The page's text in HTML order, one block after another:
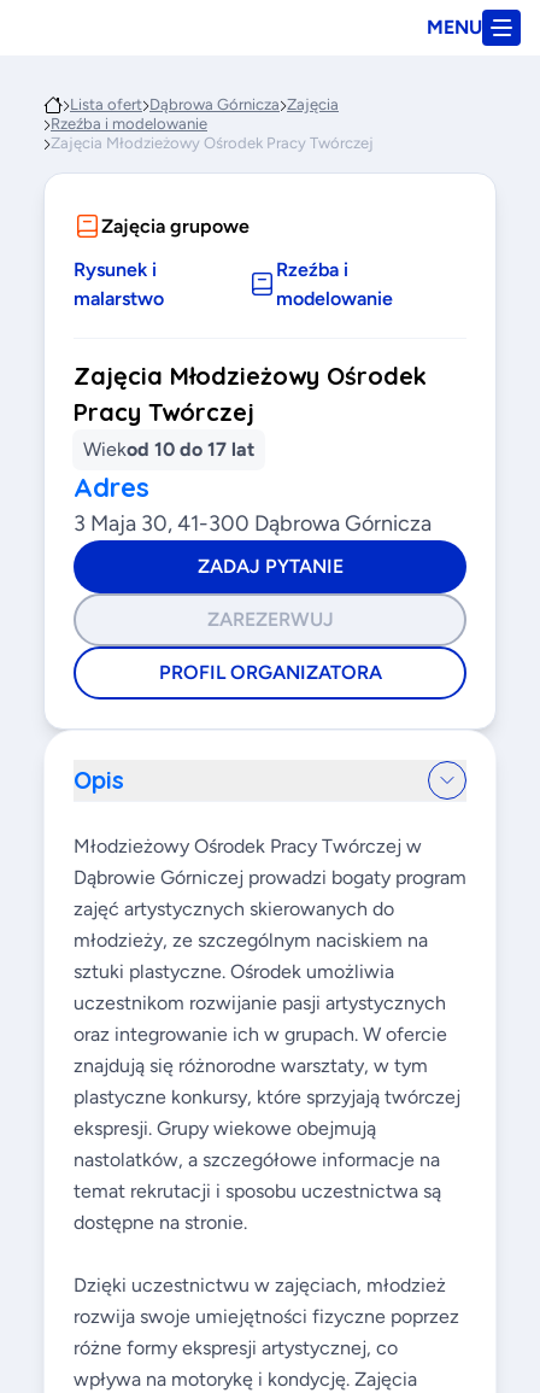
MENU
Lista ofert Dąbrowa Górnicza Zajęcia
Rzeźba i modelowanie
Zajęcia Młodzieżowy Ośrodek Pracy Twórczej
Zajęcia grupowe
Rysunek i
malarstwo
Rzeźba i
modelowanie
Zajęcia Młodzieżowy Ośrodek
Pracy Twórczej
Wiekod 10 do 17 lat
Adres
3 Maja 30, 41-300 Dąbrowa Górnicza
ZADAJ PYTANIE
ZAREZERWUJ
PROFIL ORGANIZATORA
Opis
Młodzieżowy Ośrodek Pracy Twórczej w
Dąbrowie Górniczej prowadzi bogaty program
zajęć artystycznych skierowanych do
młodzieży, ze szczególnym naciskiem na
sztuki plastyczne. Ośrodek umożliwia
uczestnikom rozwijanie pasji artystycznych
oraz integrowanie ich w grupach. W ofercie
znajdują się różnorodne warsztaty, w tym
plastyczne konkursy, które sprzyjają twórczej
ekspresji. Grupy wiekowe obejmują
nastolatków, a szczegółowe informacje na
temat rekrutacji i sposobu uczestnictwa są
dostępne na stronie.
Dzięki uczestnictwu w zajęciach, młodzież
rozwija swoje umiejętności fizyczne poprzez
różne formy ekspresji artystycznej, co
wpływa na motorykę i kondycję. Zajęcia